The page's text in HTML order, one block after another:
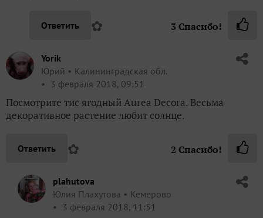
Ответить ✿ 3 Спасибо!
Yorik
Юрий
Калининградская обл.
3 февраля 2018, 09:51
Посмотрите тис ягодный Aurea Decora. Весьма
декоративное растение любит солнце.
Ответить ✿ 2 Спасибо!
plahutova
Юлия Плахутова
Кемерово
3 февраля 2018, 11:51